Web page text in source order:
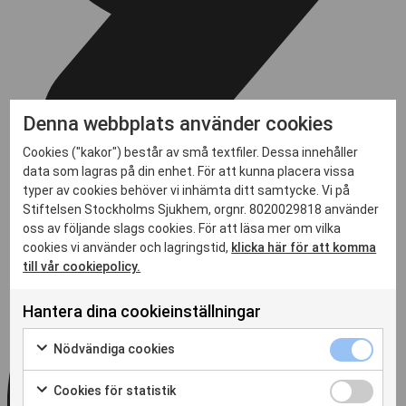
Denna webbplats använder cookies
Cookies ("kakor") består av små textfiler. Dessa innehåller
data som lagras på din enhet. För att kunna placera vissa
typer av cookies behöver vi inhämta ditt samtycke. Vi på
Stiftelsen Stockholms Sjukhem, orgnr. 8020029818 använder
oss av följande slags cookies. För att läsa mer om vilka
cookies vi använder och lagringstid, klicka här för att komma
till vår cookiepolicy.
Hantera dina cookieinställningar
Nödvändiga cookies
Markera
för
Nödvändiga
cookies
kryssruta
Cookies för statistik
Cookies